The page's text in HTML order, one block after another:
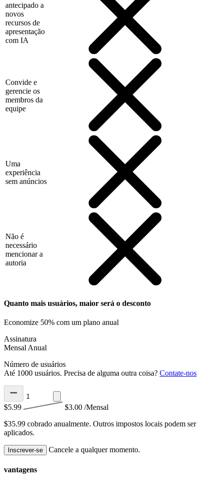
antecipado a
novos
recursos de
apresentação
com IA
Convide e
gerencie os
membros da
equipe
Uma
experiência
sem anúncios
Não é
necessário
mencionar a
autoria
Quanto mais usuários, maior será o desconto
Economize 50% com um plano anual
Assinatura
Mensal Anual
Número de usuários
Até 1000 usuários. Precisa de alguma outra coisa? Contate-nos
$5.99 $3.00 /Mensal
$35.99 cobrado anualmente. Outros impostos locais podem ser
aplicados.
Inscrever-se Cancele a qualquer momento.
vantagens